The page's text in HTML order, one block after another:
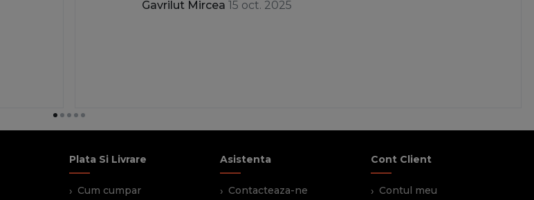
Gavrilut Mircea 15 oct. 2025
Plata Si Livrare
Cum cumpar
Asistenta
Contacteaza-ne
Cont Client
Contul meu